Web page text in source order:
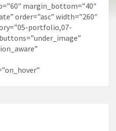
margin_bottom=”40″
order=”asc” width=”260″
portfolio,07-